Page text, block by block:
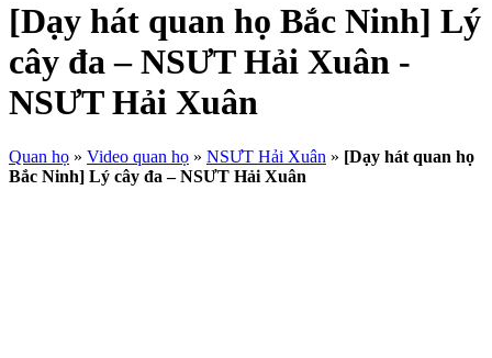
[Dạy hát quan họ Bắc Ninh] Lý
cây đa – NSƯT Hải Xuân -
NSƯT Hải Xuân
Quan họ » Video quan họ » NSƯT Hải Xuân » [Dạy hát quan họ
Bắc Ninh] Lý cây đa – NSƯT Hải Xuân